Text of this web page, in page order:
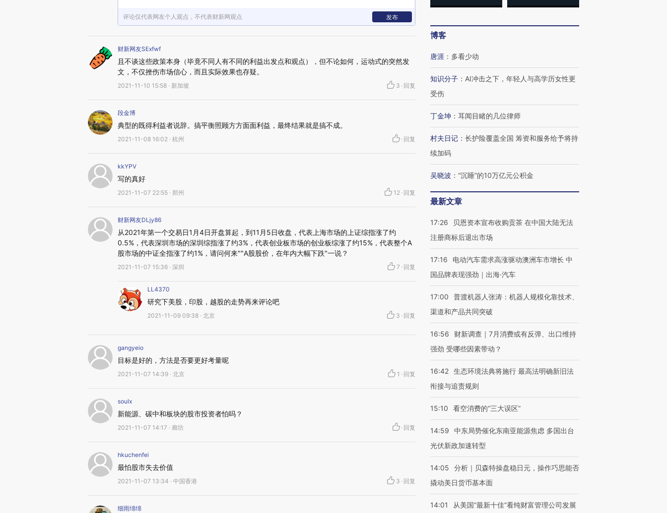
评论仅代表网友个人观点，不代表财新网观点 发布
财新网友SExfwf
且不谈这些政策本身（毕竟不同人有不同的利益出发点和观点），但不论如何，运动式的突然发
文，不仅挫伤市场信心，而且实际效果也存疑。
2021-11-10 15:58 · 新加坡 3 · 回复
段金博
典型的既得利益者说辞。搞平衡照顾方方面面利益，最终结果就是搞不成。
2021-11-08 16:02 · 杭州 · 回复
kkYPV
写的真好
2021-11-07 22:55 · 郑州 12 · 回复
财新网友DLjy86
从2021年第一个交易日1月4日开盘算起，到11月5日收盘，代表上海市场的上证综指涨了约
0.5%，代表深圳市场的深圳综指涨了约3%，代表创业板市场的创业板综涨了约15%，代表整个A
股市场的中证全指涨了约1%，请问何来""A股股价，在年内大幅下跌"一说？
2021-11-07 15:36 · 深圳 7 · 回复
LL4370
研究下美股，印股，越股的走势再来评论吧
2021-11-09 09:38 · 北京 3 · 回复
gangyeio
目标是好的，方法是否要更好考量呢
2021-11-07 14:39 · 北京 1 · 回复
soulx
新能源、碳中和板块的股市投资者怕吗？
2021-11-07 14:17 · 廊坊 · 回复
hkuchenfei
最怕股市失去价值
2021-11-07 13:34 · 中国香港 3 · 回复
细雨绵绵
博客
唐涯 ： 多看少动
知识分子 ： AI冲击之下，年轻人与高学历女性更
受伤
丁金坤 ： 耳闻目睹的几位律师
村夫日记 ： 长护险覆盖全国 筹资和服务给予将持
续加码
吴晓波 ： “沉睡”的10万亿元公积金
最新文章
17:26
贝恩资本宣布收购贡茶 在中国大陆无法
注册商标后退出市场
17:16
电动汽车需求高涨驱动澳洲车市增长 中
国品牌表现强劲｜出海·汽车
17:00
普渡机器人张涛：机器人规模化靠技术、
渠道和产品共同突破
16:56
财新调查｜7月消费或有反弹、出口维持
强劲 受哪些因素带动？
16:42 生态环境法典将施行 最高法明确新旧法
衔接与追责规则
15:10 看空消费的“三大误区”
14:59
中东局势催化东南亚能源焦虑 多国出台
光伏新政加速转型
14:05
分析｜贝森特操盘稳日元，操作巧思能否
撬动美日货币基本面
14:01
从美国“最新十佳”看纯财富管理公司发展